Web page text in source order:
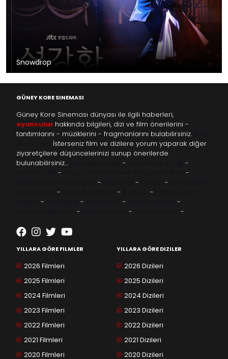
Snowdrop
GÜNEY KORE SINEMASI
Güney Kore Sineması dünyası ile ilgili haberleri,
oyuncular hakkında bilgileri, dizi ve film önerilerini -
tanıtımlarını - müziklerini - fragmanlarını bulabilirsiniz.
İsterseniz film ve dizilere yorum yaparak diğer
ziyaretçilere düşüncelerinizi sunup önerilerde
bulunabilirsiniz…
-
-
-
-
- - -
- - -
- - -
-
- - -
YILLARA GÖRE FILMLER
2026 Filmleri
2025 Filmleri
2024 Filmleri
2023 Filmleri
2022 Filmleri
2021 Filmleri
2020 Filmleri
YILLARA GÖRE DIZILER
2026 Dizileri
2025 Dizileri
2024 Dizileri
2023 Dizileri
2022 Dizileri
2021 Dizileri
2020 Dizileri